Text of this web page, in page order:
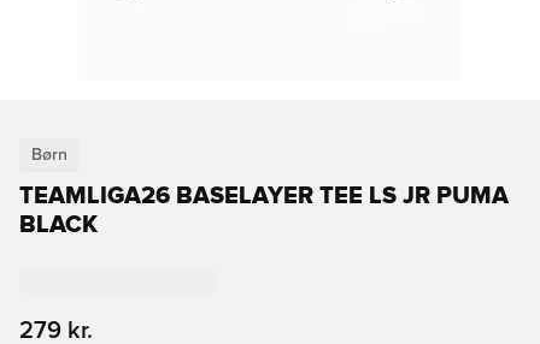
Børn
TEAMLIGA26 BASELAYER TEE LS JR PUMA
BLACK
279 kr.